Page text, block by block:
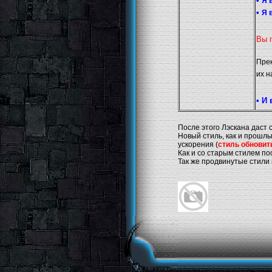
• Я
Вы
их
• И
После этого Лэскана даст
Новый стиль, как и
ускорения (стиль
Как и со старым стилем
Так же продвинутые